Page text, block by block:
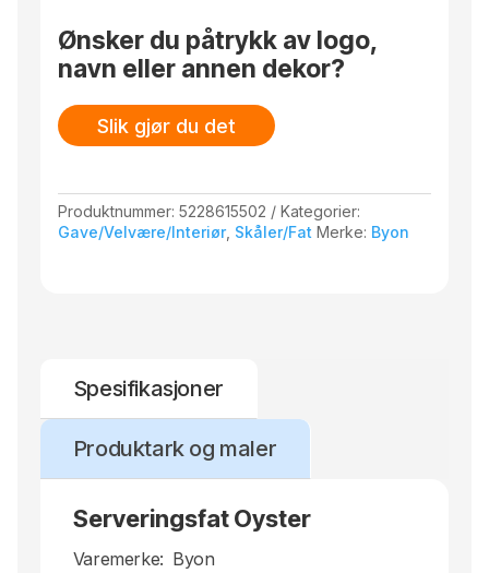
Ønsker du påtrykk av logo,
navn eller annen dekor?
Slik gjør du det
Produktnummer:5228615502
Kategorier:
Gave/Velvære/Interiør, Skåler/Fat Merke: Byon
Spesifikasjoner
Produktark og maler
Serveringsfat Oyster
Varemerke: Byon